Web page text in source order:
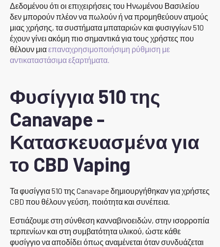
Δεδομένου ότι οι επιχειρήσεις του Ηνωμένου Βασιλείου
δεν μπορούν πλέον να πωλούν ή να προμηθεύουν ατμούς
μιας χρήσης, τα συστήματα μπαταριών και φυσιγγίων 510
έχουν γίνει ακόμη πιο σημαντικά για τους χρήστες που
θέλουν μιαεπαναχρησιμοποιήσιμη ρύθμιση με
αντικαταστάσιμα εξαρτήματα.
Φυσίγγια 510 της
Canavape -
Κατασκευασμένα για
το CBD Vaping
Τα φυσίγγια 510 της Canavape δημιουργήθηκαν για χρήστες
CBD που θέλουν γεύση, ποιότητα και συνέπεια.
Εστιάζουμε στη σύνθεση κανναβινοειδών, στην ισορροπία
τερπενίων και στη συμβατότητα υλικού, ώστε κάθε
φυσίγγιο να αποδίδει όπως αναμένεται όταν συνδυάζεται